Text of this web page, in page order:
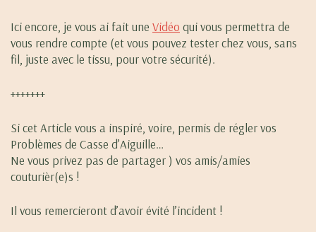
Ici encore, je vous ai fait une Vidéo qui vous permettra de
vous rendre compte (et vous pouvez tester chez vous, sans
fil, juste avec le tissu, pour votre sécurité).
+++++++
Si cet Article vous a inspiré, voire, permis de régler vos
Problèmes de Casse d’Aiguille…
Ne vous privez pas de partager ) vos amis/amies
couturièr(e)s !
Il vous remercieront d’avoir évité l’incident !